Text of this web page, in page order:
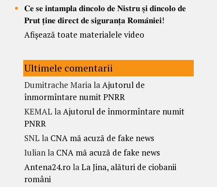
𝐂𝐞 𝐬𝐞 𝐢𝐧𝐭𝐚𝐦𝐩𝐥𝐚 𝐝𝐢𝐧𝐜𝐨𝐥𝐨 𝐝𝐞 𝐍𝐢𝐬𝐭𝐫𝐮 𝐬̦𝐢 𝐝𝐢𝐧𝐜𝐨𝐥𝐨 𝐝𝐞
𝐏𝐫𝐮𝐭 𝐭̦𝐢𝐧𝐞 𝐝𝐢𝐫𝐞𝐜𝐭 𝐝𝐞 𝐬𝐢𝐠𝐮𝐫𝐚𝐧𝐭̦𝐚 𝐑𝐨𝐦𝐚̂𝐧𝐢𝐞𝐢!
Afișează toate materialele video
Ultimele comentarii
Dumitrache MarialaAjutorul de
înmormîntare numit PNRR
KEMAL laAjutorul de înmormîntare numit
PNRR
SNL la CNA mă acuză de fake news
Iulianla CNA mă acuză de fake news
Antena24.ro laLa Jina, alături de ciobanii
români